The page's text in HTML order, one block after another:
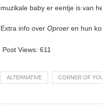
muzikale baby er eentje is van
Extra info over Oproer en hun
Post Views: 611
ALTERNATIVE CORNER OF